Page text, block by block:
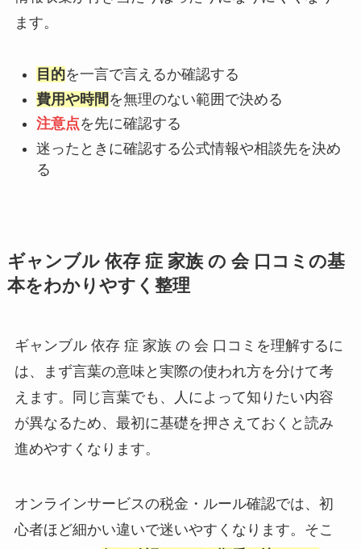
ます。
目的を一言で言えるか確認する
費用や時間 を無理のない範囲で決める
注意点を先に確認する
迷ったときに確認する公式情報や相談先を決め
る
ギャンブル 依存 症 家族 の 会 口コミの基
本をわかりやすく整理
ギャンブル 依存 症 家族 の 会 口コミを理解するに
は、まず言葉の意味と実際の使われ方を分けて考
えます。同じ言葉でも、人によって知りたい内容
が異なるため、最初に基礎を押さえておくと読み
進めやすくなります。
オンラインサービスの税金・ルール確認では、初
心者ほど細かい違いで迷いやすくなります。そこ